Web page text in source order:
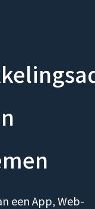
een App, Web-